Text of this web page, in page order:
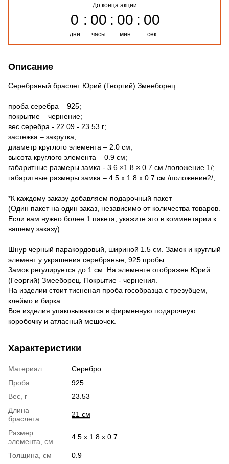
До конца акции
0
дни
00
часы
00
мин
00
сек
Описание
Серебряный браслет Юрий (Георгий) Змееборец
проба серебра – 925;
покрытие – чернение;
вес серебра - 22.09 - 23.53 г;
застежка – закрутка;
диаметр круглого элемента – 2.0 см;
высота круглого элемента – 0.9 см;
габаритные размеры замка - 3.6 ×1.8 × 0.7 см /положение 1/;
габаритные размеры замка – 4.5 х 1.8 х 0.7 см /положение2/;
*К каждому заказу добавляем подарочный пакет
(Один пакет на один заказ, независимо от количества товаров.
Если вам нужно более 1 пакета, укажите это в комментарии к
вашему заказу)
Шнур черный паракордовый, шириной 1.5 см. Замок и круглый
элемент у украшения серебряные, 925 пробы.
Замок регулируется до 1 см. На элементе отображен Юрий
(Георгий) Змееборец. Покрытие - чернения.
На изделии стоит тисненая проба гособразца с трезубцем,
клеймо и бирка.
Все изделия упаковываются в фирменную подарочную
коробочку и атласный мешочек.
Характеристики
Материал
Серебро
Проба
925
Вес, г
23.53
Длина
браслета
21 см
Размер
элемента, см
4.5 х 1.8 х 0.7
Толщина, см
0.9